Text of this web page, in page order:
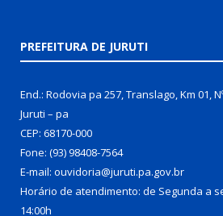
PREFEITURA DE JURUTI
End.: Rodovia pa 257, Translago, Km 01,
Juruti – pa
CEP: 68170-000
Fone: (93) 98408-7564
E-mail: ouvidoria@juruti.pa.gov.br
Horário de atendimento: de Segunda a
14:00h